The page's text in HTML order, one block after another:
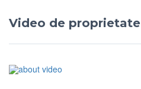
Video de proprietate